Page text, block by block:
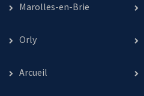
Marolles-en-Brie
Orly
Arcueil